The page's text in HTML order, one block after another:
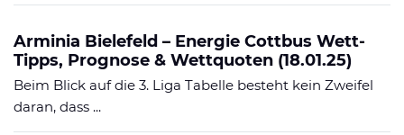
Arminia Bielefeld – Energie Cottbus Wett-
Tipps, Prognose & Wettquoten (18.01.25)
Beim Blick auf die 3. Liga Tabelle besteht kein Zweifel
daran, dass ...